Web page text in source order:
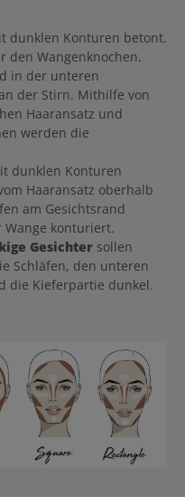
dunklen Konturen betont.
den Wangenknochen.
in der unteren
der Stirn. Mithilfe von
Haaransatz und
werden die
dunklen Konturen
Haaransatz oberhalb
am Gesichtsrand
konturiert.
Gesichter sollen
Schläfen, den unteren
die Kieferpartie dunkel.